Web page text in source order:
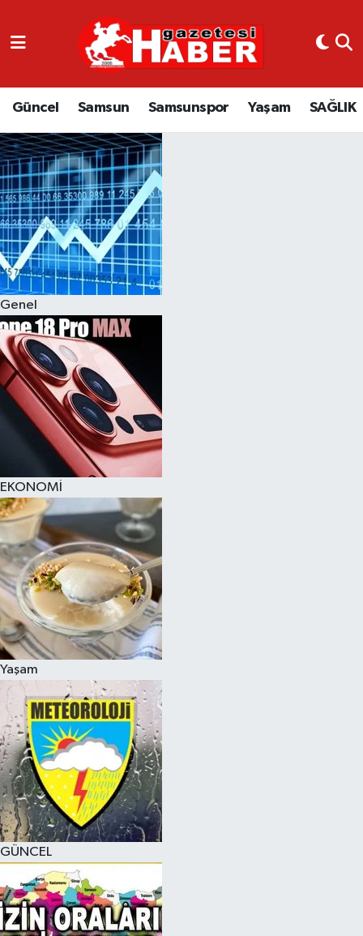
Güncel Samsun Samsunspor Yaşam SAĞLIK
Genel
EKONOMİ
Yaşam
GÜNCEL
GÜNCEL
SAMSUN
SAMSUNSPOR
EKONOMİ
YAŞAM